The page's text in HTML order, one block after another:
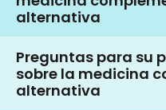
alternativa
Preguntas para su
sobre la medicina
alternativa